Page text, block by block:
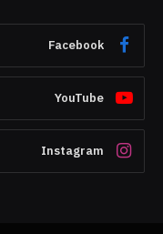
Facebook
YouTube
Instagram